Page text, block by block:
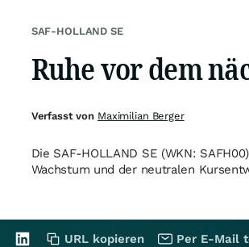
SAF-HOLLAND SE
Ruhe vor dem
Die SAF-HOLLAND SE (WKN:
Wachstum und der neutralen
Verfasst von Maximilian Berger
URL kopieren Per E-Mail